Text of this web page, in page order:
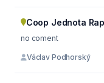
Coop Jednota
no coment
Václav Podhorský